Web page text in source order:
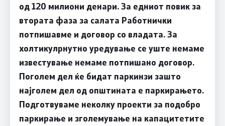
од 120 милиони денари. За едниот повик за
втората фаза за салата Работнички
потпишавме и договор со владата. За
холтикулрнутно уредување се уште немаме
известување немаме потпишано договор.
Поголем дел ќе бидат паркинзи зашто
најголем дел од општината е паркирањето.
Подготвуваме неколку проекти за подобро
паркирање и зголемување на капацитетите